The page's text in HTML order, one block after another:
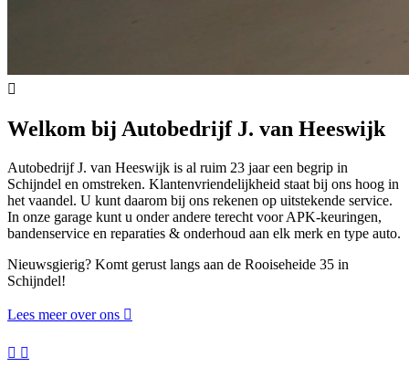
Welkom bij Autobedrijf J. van Heeswijk
Autobedrijf J. van Heeswijk is al ruim 23 jaar een begrip in
Schijndel en omstreken. Klantenvriendelijkheid staat bij ons hoog in
het vaandel. U kunt daarom bij ons rekenen op uitstekende service.
In onze garage kunt u onder andere terecht voor APK-keuringen,
bandenservice en reparaties & onderhoud aan elk merk en type auto.
Nieuwsgierig? Komt gerust langs aan de Rooiseheide 35 in
Schijndel!
Lees meer over ons